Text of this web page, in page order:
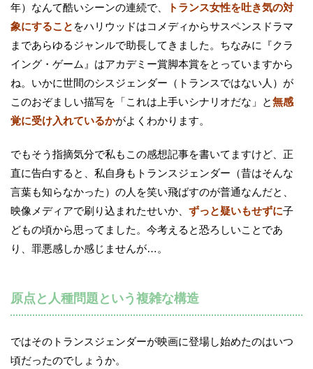
年）なんて酷いシーンの連続で、
トランス女性を吐き気の対
象にすること をハリウッドはコメディからサスペンスドラマ
まであらゆるジャンルで助長してきました。ちなみに『クラ
イング・ゲーム』はアカデミー賞脚本賞をとっていますから
ね。いかに世間のシスジェンダー（トランスではない人）が
このおぞましい描写を「これは上手いシナリオだな」と無感
覚に受け入れているかがよくわかります。
でもそう指摘気分で私もこの感想記事を書いてますけど、正
直に告白すると、私自身もトランスジェンダー（昔はそんな
言葉も知らなかった）の人を笑い飛ばすのが普通なんだと、
映像メディアで刷り込まれたせいか、 ずっと疑いもせずに子
どもの頃から思ってました。今考えると恐ろしいことであ
り、罪悪感しか感じませんが…。
原点と人種問題という複雑な構造
ではそのトランスジェンダーが映画に登場し始めたのはいつ
頃だったのでしょうか。